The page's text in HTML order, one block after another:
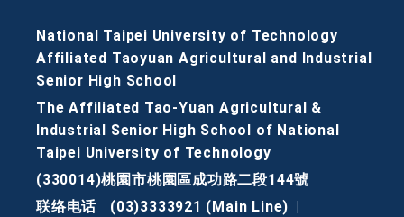
National Taipei University of Technology
Affiliated Taoyuan Agricultural and Industrial
Senior High School
The Affiliated Tao-Yuan Agricultural &
Industrial Senior High School of National
Taipei University of Technology
(330014)桃園市桃園區成功路二段144號
联络电话
(03)3333921 (Main Line)